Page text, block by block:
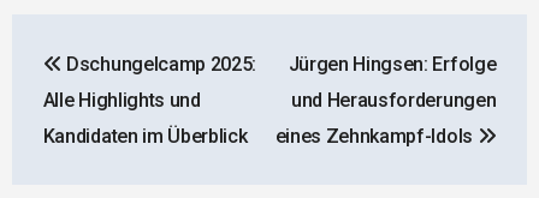
Dschungelcamp 2025:
Alle Highlights und
Kandidaten im Überblick
Jürgen Hingsen: Erfolge
und Herausforderungen
eines Zehnkampf-Idols